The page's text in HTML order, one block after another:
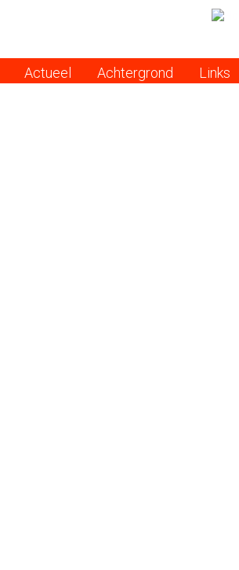
MenuActueel Achtergrond Links